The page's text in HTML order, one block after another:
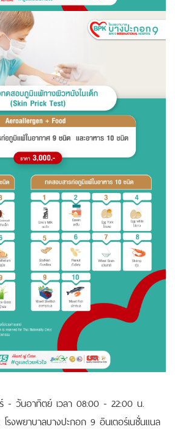
- วันอาทิตย์ เวลา 08:00 - 22:00 น.
รงพยาบาลบางปะกอก 9 อินเตอร์เนชั่นแนล